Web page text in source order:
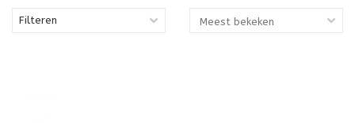
Filteren